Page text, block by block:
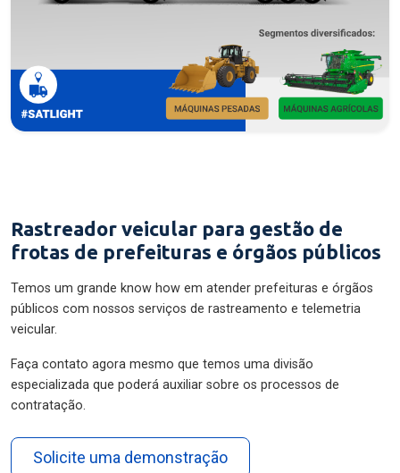
Rastreador veicular para gestão de
frotas de prefeituras e órgãos públicos
Temos um grande know how em atender prefeituras e órgãos
públicos com nossos serviços de rastreamento e telemetria
veicular.
Faça contato agora mesmo que temos uma divisão
especializada que poderá auxiliar sobre os processos de
contratação.
Solicite uma demonstração